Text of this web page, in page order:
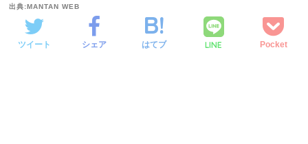
出典:MANTAN WEB
ツイート シェア はてブ LINE Pocket